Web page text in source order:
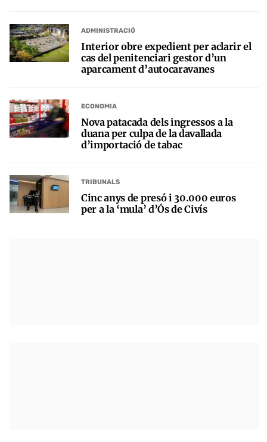
ADMINISTRACIÓ
Interior obre expedient per aclarir el
cas del penitenciari gestor d’un
aparcament d’autocaravanes
ECONOMIA
Nova patacada dels ingressos a la
duana per culpa de la davallada
d’importació de tabac
TRIBUNALS
Cinc anys de presó i 30.000 euros
per a la ‘mula’ d’Ós de Civís